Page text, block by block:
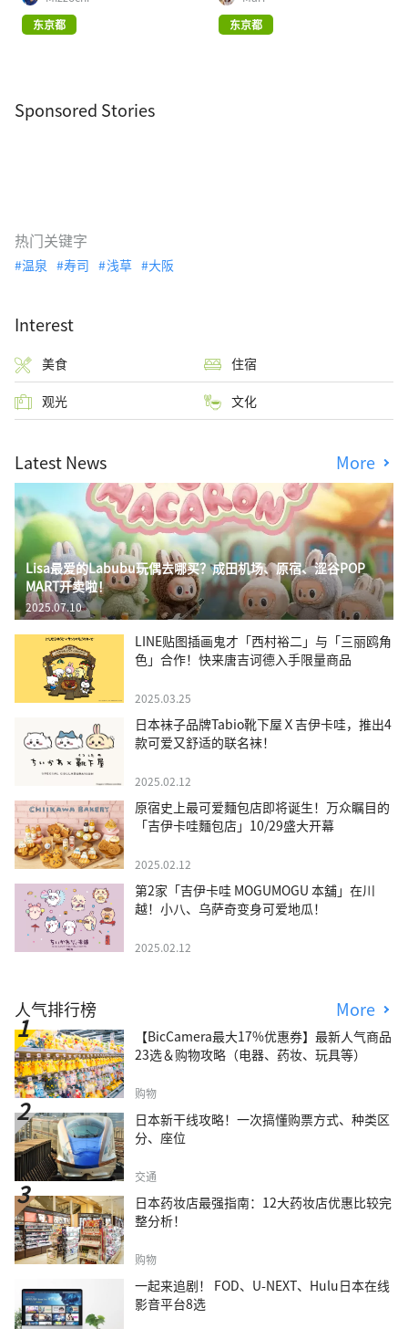
东京都
东京都
Sponsored Stories
热门关键字
温泉 寿司 浅草 大阪
Interest
美食 住宿
观光 文化
Latest News More
Lisa最爱的Labubu玩偶去哪买？成田机场、原宿、涩谷POP
MART开卖啦！
2025.07.10
LINE贴图插画鬼才「西村裕二」与「三丽鸥角
色」合作！快来唐吉诃德入手限量商品
2025.03.25
日本袜子品牌Tabio靴下屋Ｘ吉伊卡哇，推出4
款可爱又舒适的联名袜！
2025.02.12
原宿史上最可爱麵包店即将诞生！万众瞩目的
「吉伊卡哇麵包店」10/29盛大开幕
2025.02.12
第2家「吉伊卡哇 MOGUMOGU 本舖」在川
越！小八、乌萨奇变身可爱地瓜！
2025.02.12
人气排行榜 More
【BicCamera最大17%优惠券】最新人气商品
23选＆购物攻略（电器、药妆、玩具等）
购物
日本新干线攻略！一次搞懂购票方式、种类区
分、座位
交通
日本药妆店最强指南：12大药妆店优惠比较完
整分析！
购物
一起来追剧！ FOD、U-NEXT、Hulu日本在线
影音平台8选